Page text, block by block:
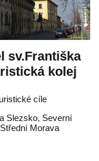
sv.Františka
kolej
cíle
Slezsko, Severní
Střední Morava